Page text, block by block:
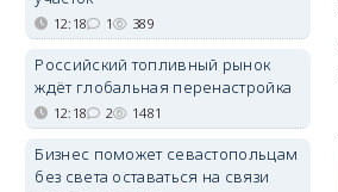
12:18 1 389
Российский топливный рынок
ждёт глобальная перенастройка
12:18 2 1481
Бизнес поможет севастопольцам
без света оставаться на связи